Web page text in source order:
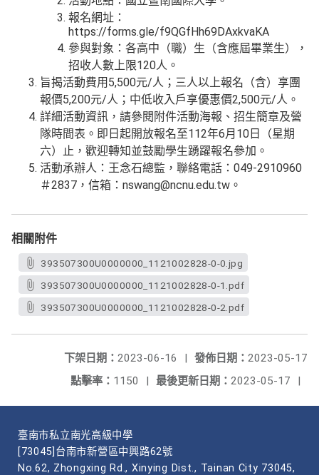
報名網址：
https://forms.gle/f9QGfHh69DAxkvaKA
參與對象：各高中（職）生（含應屆畢業生），
招收人數上限120人。
旨揭活動費用5,500元/人；三人以上報名（含）享團
報價5,200元/人；中低收入戶享優惠價2,500元/人。
詳細活動資訊，請參閱附件活動海報、招生簡章及營
隊時間表。即日起開放報名至112年6月10日（星期
六）止，歡迎轉知並鼓勵學生踴躍報名參加。
活動承辦人：王念石總監，聯絡電話：049-2910960
＃2837，信箱：nswang@ncnu.edu.tw。
相關附件
393507300U0000000_1121002828-0-0.jpg
393507300U0000000_1121002828-0-1.pdf
393507300U0000000_1121002828-0-2.pdf
發佈日期： 2023-05-17
下架日期： 2023-06-16
|
最後更新日期： 2023-05-17 |
點擊率： 1150 |
臺南市私立南光高級中學
[73045]台南市新營區中興路62號
No.62, Zhongxing Rd., Xinying Dist., Tainan City 73045,